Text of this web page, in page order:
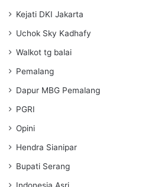
Kejati DKI Jakarta
Uchok Sky Kadhafy
Walkot tg balai
Pemalang
Dapur MBG Pemalang
PGRI
Opini
Hendra Sianipar
Bupati Serang